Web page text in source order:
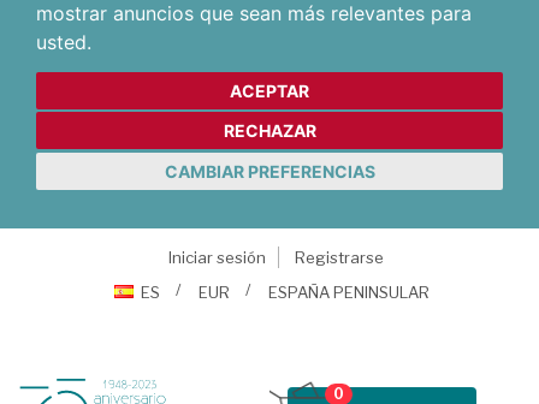
mostrar anuncios que sean más relevantes para
usted.
ACEPTAR
RECHAZAR
CAMBIAR PREFERENCIAS
Iniciar sesión
Registrarse
ES
EUR ESPAÑA PENINSULAR
0